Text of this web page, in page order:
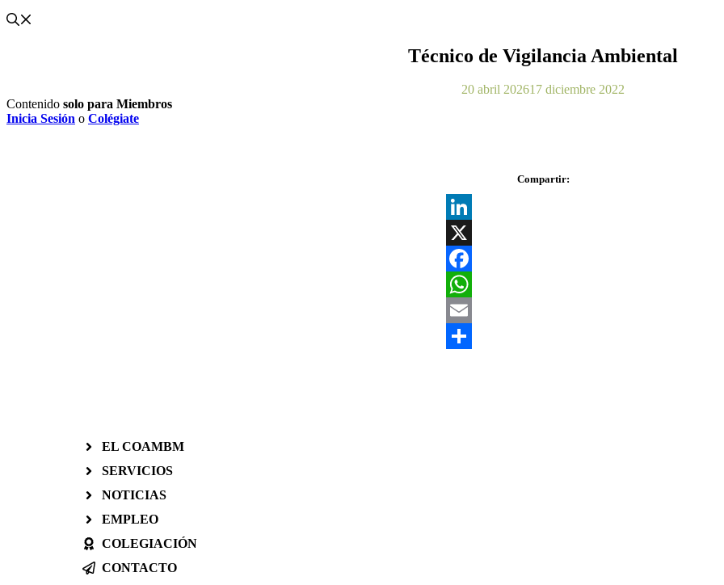
Técnico de Vigilancia Ambiental
20 abril 202617 diciembre 2022
Contenido solo para Miembros
Inicia Sesión o Colégiate
Compartir:
EL COAMBM
SERVICIOS
NOTICIAS
EMPLEO
COLEGIACIÓN
CONTACTO